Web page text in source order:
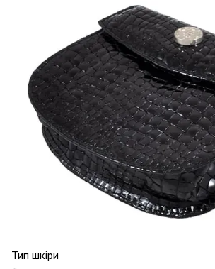
Тип шкіри